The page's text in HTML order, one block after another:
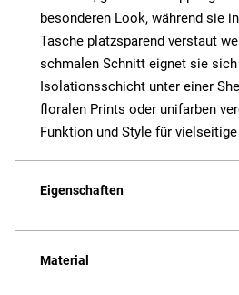
besonderen Look, während sie
Tasche platzsparend verstaut
schmalen Schnitt eignet sie
Isolationsschicht unter einer
floralen Prints oder unifarben
Funktion und Style für
Eigenschaften
Material